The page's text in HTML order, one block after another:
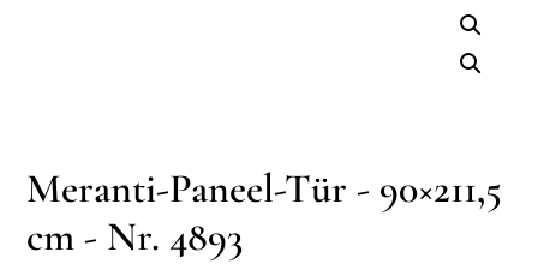
Meranti-Paneel-Tür - 90×211,5
cm - Nr. 4893